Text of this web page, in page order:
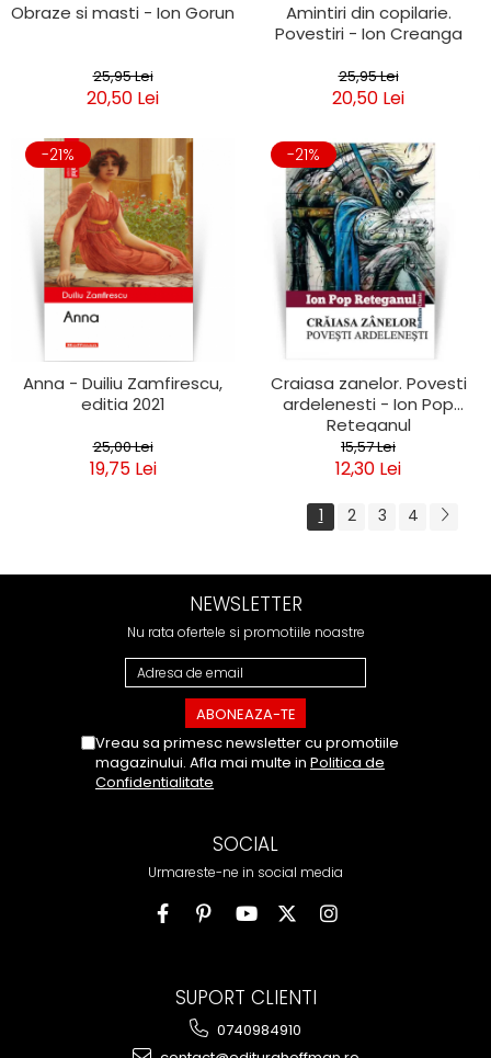
Obraze si masti - Ion Gorun
25,95 Lei
20,50 Lei
Amintiri din copilarie.
Povestiri - Ion Creanga
25,95 Lei
20,50 Lei
-21%
Anna - Duiliu Zamfirescu,
editia 2021
25,00 Lei
19,75 Lei
-21%
Craiasa zanelor. Povesti
ardelenesti - Ion Pop
Reteganul
15,57 Lei
12,30 Lei
1 2 3 4
NEWSLETTER
Nu rata ofertele si promotiile noastre
Vreau sa primesc newsletter cu promotiile
magazinului. Afla mai multe in Politica de
Confidentialitate
SOCIAL
Urmareste-ne in social media
SUPORT CLIENTI
0740984910